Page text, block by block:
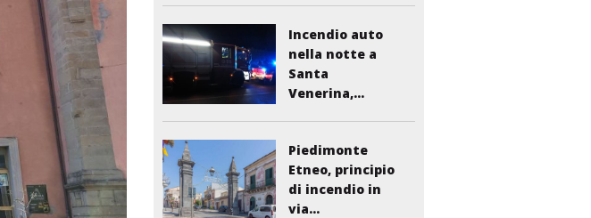
Incendio auto
nella notte a
Santa
Venerina,...
Piedimonte
Etneo, principio
di incendio in
via...